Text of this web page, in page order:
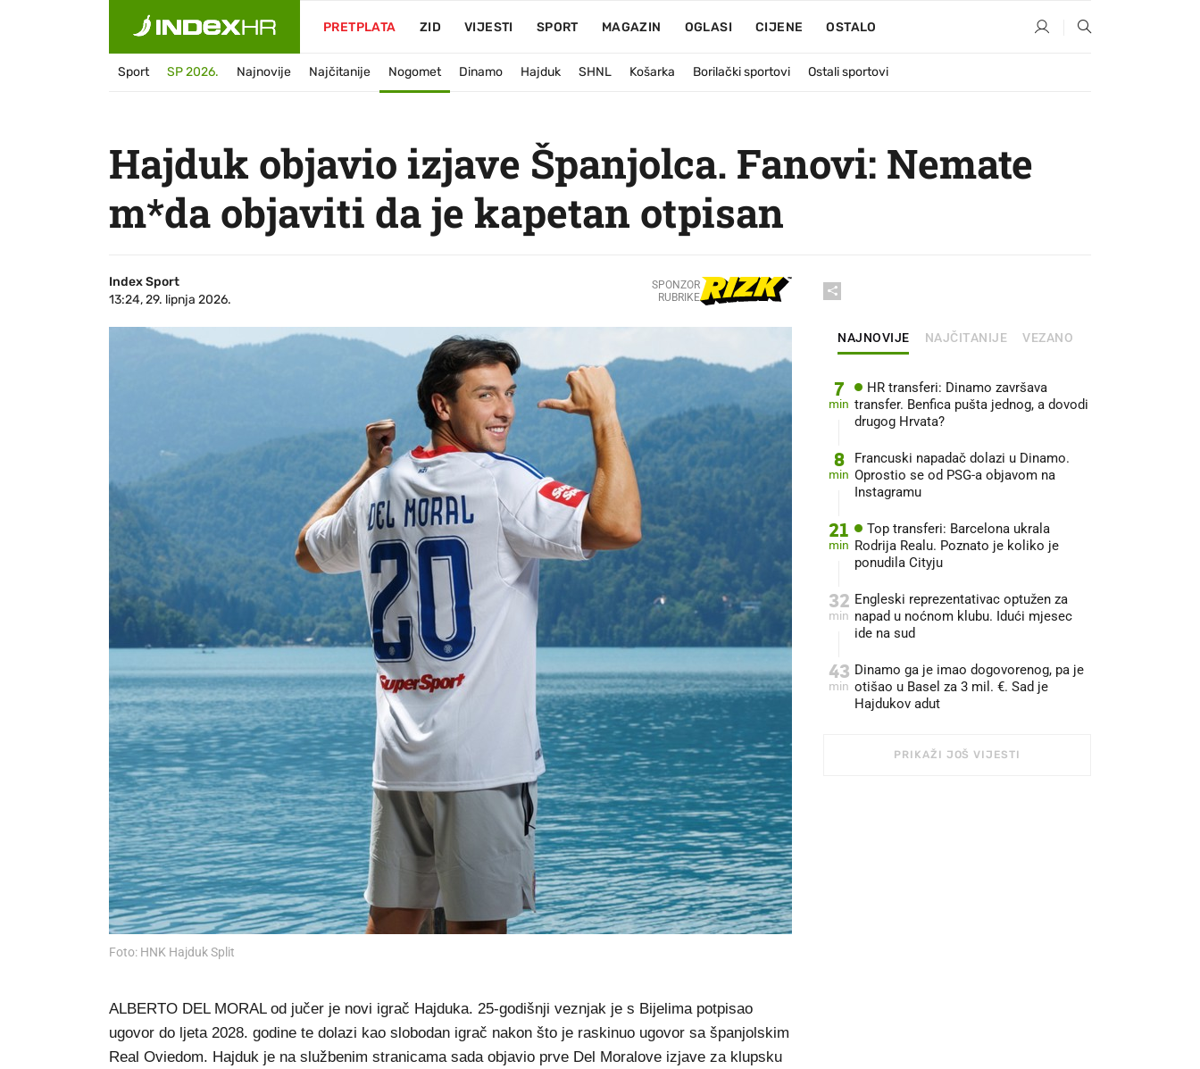
PRETPLATA ZID VIJESTI SPORT MAGAZIN OGLASI CIJENE OSTALO
Sport SP 2026. Najnovije Najčitanije Nogomet Dinamo Hajduk SHNL Košarka Borilački sportovi Ostali sportovi
Hajduk objavio izjave Španjolca. Fanovi: Nemate
m*da objaviti da je kapetan otpisan
Index Sport
13:24, 29. lipnja 2026.
SPONZOR
RUBRIKE
Foto: HNK Hajduk Split
ALBERTO DEL MORAL od jučer je novi igrač Hajduka. 25-godišnji veznjak je s Bijelima potpisao
ugovor do ljeta 2028. godine te dolazi kao slobodan igrač nakon što je raskinuo ugovor sa španjolskim
Real Oviedom. Hajduk je na službenim stranicama sada objavio prve Del Moralove izjave za klupsku
NAJNOVIJE NAJČITANIJE VEZANO
7
min
HR transferi: Dinamo završava
transfer. Benfica pušta jednog, a dovodi
drugog Hrvata?
8
min
Francuski napadač dolazi u Dinamo.
Oprostio se od PSG-a objavom na
Instagramu
21
min
Top transferi: Barcelona ukrala
Rodrija Realu. Poznato je koliko je
ponudila Cityju
32
min
Engleski reprezentativac optužen za
napad u noćnom klubu. Idući mjesec
ide na sud
43
min
Dinamo ga je imao dogovorenog, pa je
otišao u Basel za 3 mil. €. Sad je
Hajdukov adut
PRIKAŽI JOŠ VIJESTI